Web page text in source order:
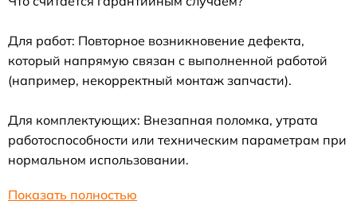
Для работ: Повторное возникновение дефекта,
который напрямую связан с выполненной работой
(например, некорректный монтаж запчасти).
Для комплектующих: Внезапная поломка, утрата
работоспособности или техническим параметрам при
нормальном использовании.
Показать полностью